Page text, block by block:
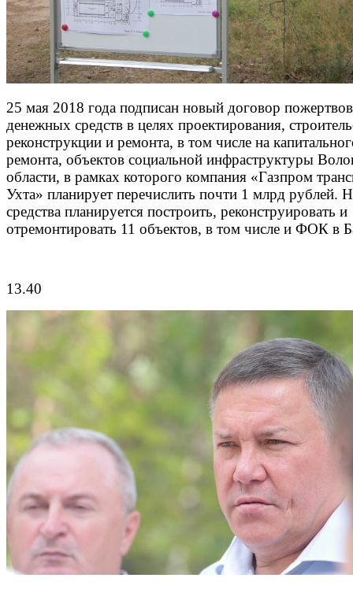
25 мая 2018 года подписан новый договор
денежных средств в целях проектирования,
реконструкции и ремонта, в том числе на
ремонта, объектов социальной инфраструктуры
области, в рамках которого компания «Газпром
Ухта» планирует перечислить почти 1 млрд рублей.
средства планируется построить, реконструировать и
отремонтировать 11 объектов, в том числе и ФОК в
13.40